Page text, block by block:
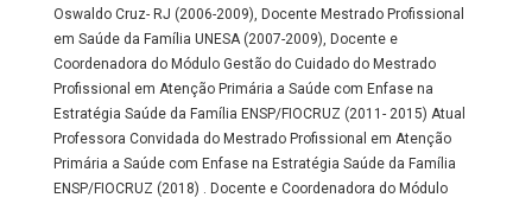
Oswaldo Cruz- RJ (2006-2009), Docente Mestrado Profissional
em Saúde da Família UNESA (2007-2009), Docente e
Coordenadora do Módulo Gestão do Cuidado do Mestrado
Profissional em Atenção Primária a Saúde com Enfase na
Estratégia Saúde da Família ENSP/FIOCRUZ (2011- 2015) Atual
Professora Convidada do Mestrado Profissional em Atenção
Primária a Saúde com Enfase na Estratégia Saúde da Família
ENSP/FIOCRUZ (2018) . Docente e Coordenadora do Módulo